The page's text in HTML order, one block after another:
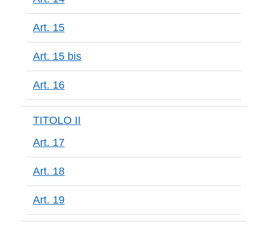
Art. 15
Art. 15 bis
Art. 16
TITOLO II
Art. 17
Art. 18
Art. 19